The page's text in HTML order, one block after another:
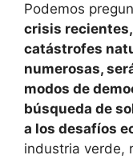
Podemos
crisis
catástrofes
numerosas,
modos de
búsqueda de
a los desafíos
industria verde,